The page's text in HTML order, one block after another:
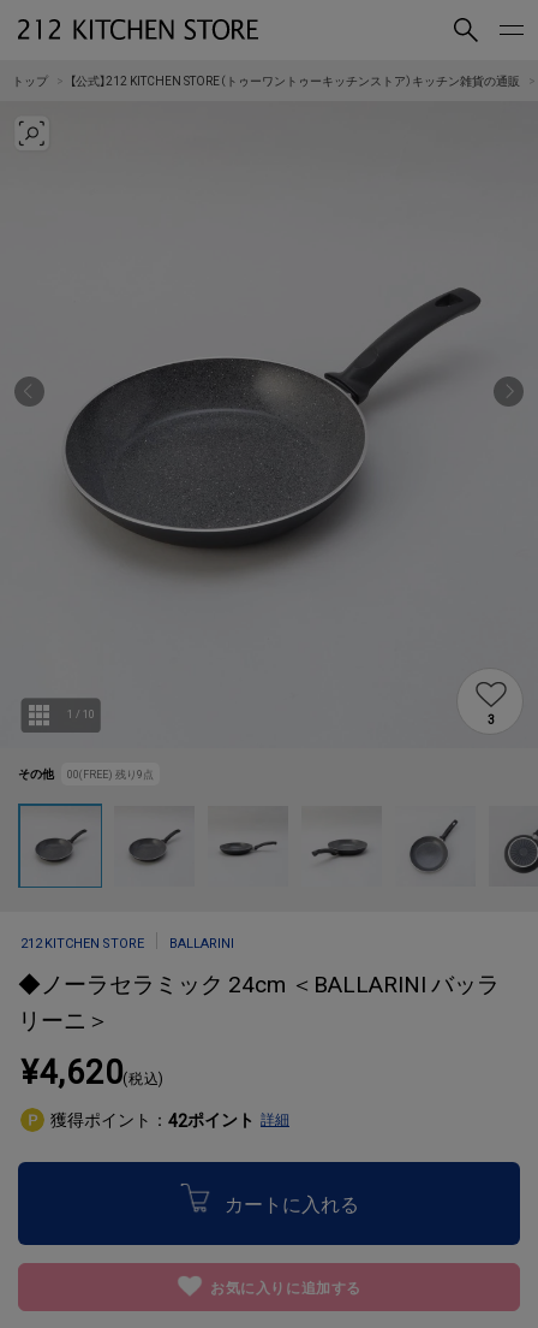
買いもの
212 KITCHEN STORE 公式SNSアカウント
Instagram Facebook Mail Magazine
LINE
トップ 【公式】212 KITCHEN STORE（トゥーワントゥーキッチンストア）キッチン雑貨の通販
その他 00(FREE) 残り9点
1 / 10 3
212 KITCHEN STORE BALLARINI
◆ノーラセラミック 24cm ＜BALLARINI バッラ
リーニ＞
¥4,620(税込)
獲得ポイント： 42ポイント 詳細
カートに入れる
お気に入りに追加する